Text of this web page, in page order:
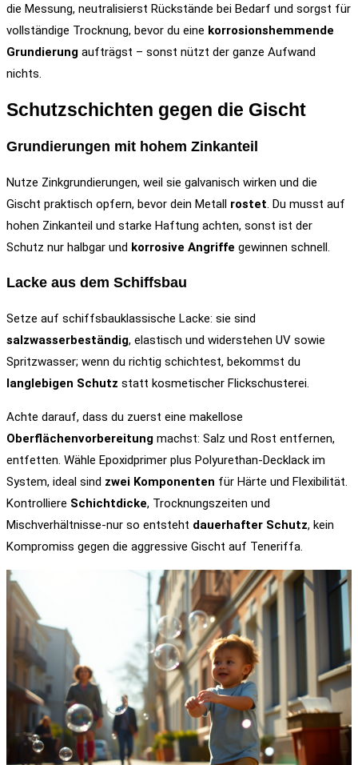
die Messung, neutralisierst Rückstände bei Bedarf und sorgst für
vollständige Trocknung, bevor du eine korrosionshemmende
Grundierung aufträgst – sonst nützt der ganze Aufwand
nichts.
Schutzschichten gegen die Gischt
Grundierungen mit hohem Zinkanteil
Nutze Zinkgrundierungen, weil sie galvanisch wirken und die
Gischt praktisch opfern, bevor dein Metall rostet. Du musst auf
hohen Zinkanteil und starke Haftung achten, sonst ist der
Schutz nur halbgar und korrosive Angriffe gewinnen schnell.
Lacke aus dem Schiffsbau
Setze auf schiffsbauklassische Lacke: sie sind
salzwasserbeständig, elastisch und widerstehen UV sowie
Spritzwasser; wenn du richtig schichtest, bekommst du
langlebigen Schutz statt kosmetischer Flickschusterei.
Achte darauf, dass du zuerst eine makellose
Oberflächenvorbereitung machst: Salz und Rost entfernen,
entfetten. Wähle Epoxidprimer plus Polyurethan-Decklack im
System, ideal sind zwei Komponenten für Härte und Flexibilität.
Kontrolliere Schichtdicke, Trocknungszeiten und
Mischverhältnisse-nur so entsteht dauerhafter Schutz, kein
Kompromiss gegen die aggressive Gischt auf Teneriffa.